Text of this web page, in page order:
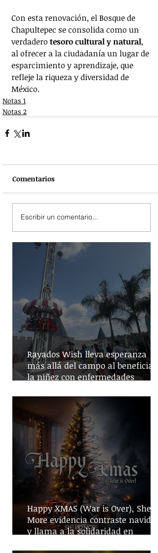
Con esta renovación, el Bosque de
Chapultepec se consolida como un
verdadero tesoro cultural y natural,
al ofrecer a la ciudadanía un lugar de
esparcimiento y aprendizaje, que
refleje la riqueza y diversidad de
México.
Notas 1
Notas 2
Comentarios
Escribir un comentario...
Rayados Wish lleva esperanza
más allá del campo al beneficiar a
la niñez con enfermedades
Happy XMAS (War is Over), She
More evidencia contraste
y llama a la solidaridad en